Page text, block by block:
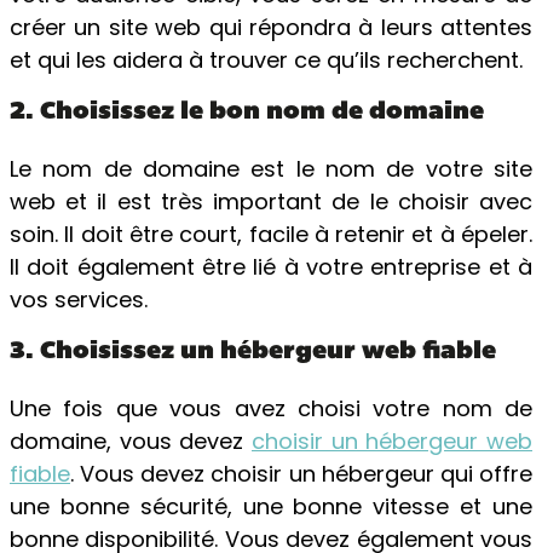
créer un site web qui répondra à leurs attentes
et qui les aidera à trouver ce qu’ils recherchent.
2. Choisissez le bon nom de domaine
Le nom de domaine est le nom de votre site
web et il est très important de le choisir avec
soin. Il doit être court, facile à retenir et à épeler.
Il doit également être lié à votre entreprise et à
vos services.
3. Choisissez un hébergeur web fiable
Une fois que vous avez choisi votre nom de
domaine, vous devez choisir un hébergeur web
fiable. Vous devez choisir un hébergeur qui offre
une bonne sécurité, une bonne vitesse et une
bonne disponibilité. Vous devez également vous